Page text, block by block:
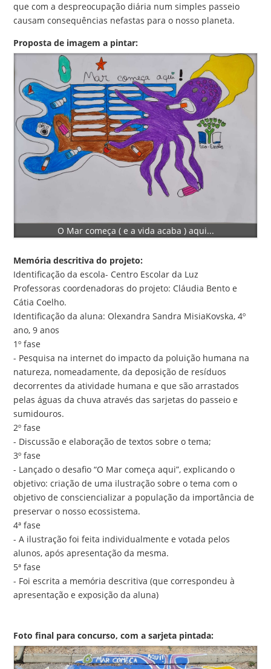
que com a despreocupação diária num simples passeio
causam consequências nefastas para o nosso planeta.
Proposta de imagem a pintar:
O Mar começa ( e a vida acaba ) aqui...
Memória descritiva do projeto:
Identificação da escola- Centro Escolar da Luz
Professoras coordenadoras do projeto: Cláudia Bento e
Cátia Coelho.
Identificação da aluna: Olexandra Sandra MisiaKovska, 4º
ano, 9 anos
1º fase
- Pesquisa na internet do impacto da poluição humana na
natureza, nomeadamente, da deposição de resíduos
decorrentes da atividade humana e que são arrastados
pelas águas da chuva através das sarjetas do passeio e
sumidouros.
2º fase
- Discussão e elaboração de textos sobre o tema;
3º fase
- Lançado o desafio “O Mar começa aqui”, explicando o
objetivo: criação de uma ilustração sobre o tema com o
objetivo de consciencializar a população da importância de
preservar o nosso ecossistema.
4ª fase
- A ilustração foi feita individualmente e votada pelos
alunos, após apresentação da mesma.
5ª fase
- Foi escrita a memória descritiva (que correspondeu à
apresentação e exposição da aluna)
Foto final para concurso, com a sarjeta pintada: